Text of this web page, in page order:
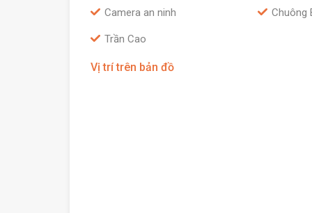
Camera an ninh Chuông
Trần Cao
Vị trí trên bản đồ